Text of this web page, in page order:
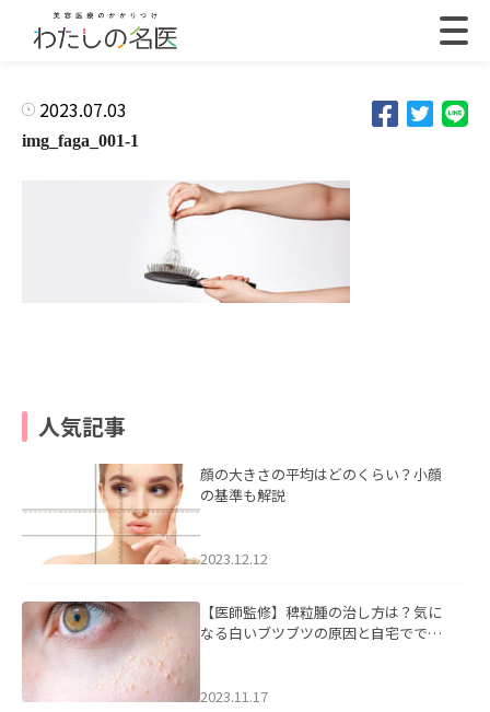
2023.07.03
img_faga_001-1
人気記事
顔の大きさの平均はどのくらい？小顔
の基準も解説
2023.12.12
【医師監修】稗粒腫の治し方は？気に
なる白いブツブツの原因と自宅ででき
2023.11.17